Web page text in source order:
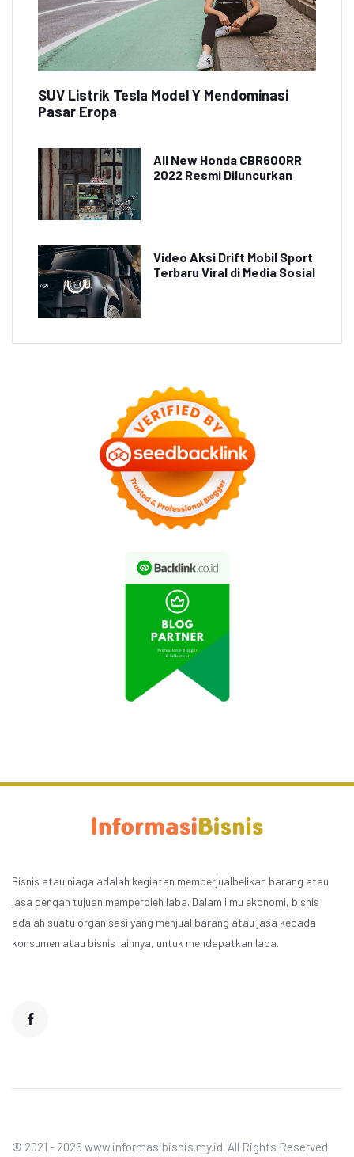
SUV Listrik Tesla Model Y Mendominasi
Pasar Eropa
All New Honda CBR600RR
2022 Resmi Diluncurkan
Video Aksi Drift Mobil Sport
Terbaru Viral di Media Sosial
Bisnis atau niaga adalah kegiatan memperjualbelikan barang atau
jasa dengan tujuan memperoleh laba. Dalam ilmu ekonomi, bisnis
adalah suatu organisasi yang menjual barang atau jasa kepada
konsumen atau bisnis lainnya, untuk mendapatkan laba.
© 2021 - 2026 www.informasibisnis.my.id. All Rights Reserved